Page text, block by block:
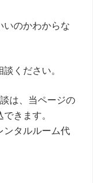
いのかわからな
ください。
は、当ページの
きます。
ンタルルーム代